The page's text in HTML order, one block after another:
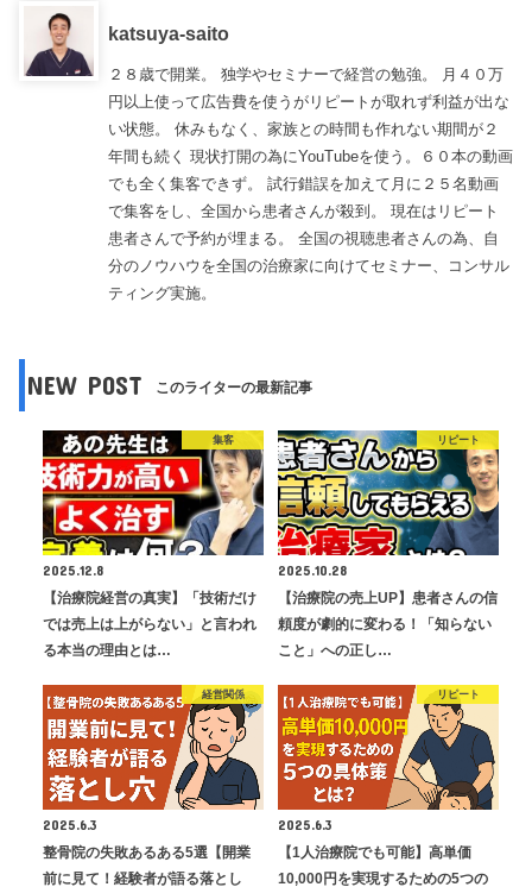
katsuya-saito
２８歳で開業。 独学やセミナーで経営の勉強。 月４０万
円以上使って広告費を使うがリピートが取れず利益が出な
い状態。 休みもなく、家族との時間も作れない期間が２
年間も続く 現状打開の為にYouTubeを使う。６０本の動画
でも全く集客できず。 試行錯誤を加えて月に２５名動画
で集客をし、全国から患者さんが殺到。 現在はリピート
患者さんで予約が埋まる。 全国の視聴患者さんの為、自
分のノウハウを全国の治療家に向けてセミナー、コンサル
ティング実施。
NEW POST このライターの最新記事
集客
2025.12.8
【治療院経営の真実】「技術だけ
では売上は上がらない」と言われ
る本当の理由とは…
リピート
2025.10.28
【治療院の売上UP】患者さんの信
頼度が劇的に変わる！「知らない
こと」への正し…
経営関係
2025.6.3
整骨院の失敗あるある5選【開業
前に見て！経験者が語る落とし
リピート
2025.6.3
【1人治療院でも可能】高単価
10,000円を実現するための5つの